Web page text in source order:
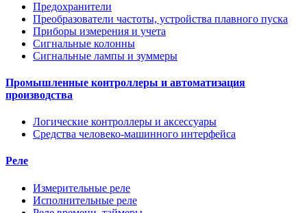
Предохранители
Преобразователи частоты, устройства плавного пуска
Приборы измерения и учета
Сигнальные колонны
Сигнальные лампы и зуммеры
Промышленные контроллеры и автоматизация
производства
Логические контроллеры и аксессуары
Средства человеко-машинного интерфейса
Реле
Измерительные реле
Исполнительные реле